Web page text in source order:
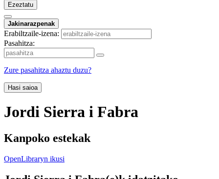
Ezeztatu
Jakinarazpenak
Erabiltzaile-izena:
Pasahitza:
Zure pasahitza ahaztu duzu?
Hasi saioa
Jordi Sierra i Fabra
Kanpoko estekak
OpenLibraryn ikusi